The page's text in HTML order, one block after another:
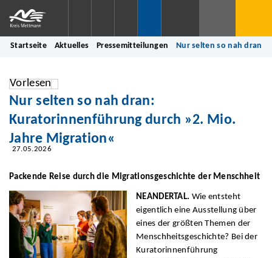
Startseite Aktuelles Pressemitteilungen Nur selten so nah dran:
Vorlesen
Nur selten so nah dran:
Kuratorinnenführung durch »2. Mio.
Jahre Migration«
27.05.2026
Packende Reise durch die Migrationsgeschichte der Menschheit
NEANDERTAL. Wie entsteht
eigentlich eine Ausstellung über
eines der größten Themen der
Menschheitsgeschichte? Bei der
Kuratorinnenführung